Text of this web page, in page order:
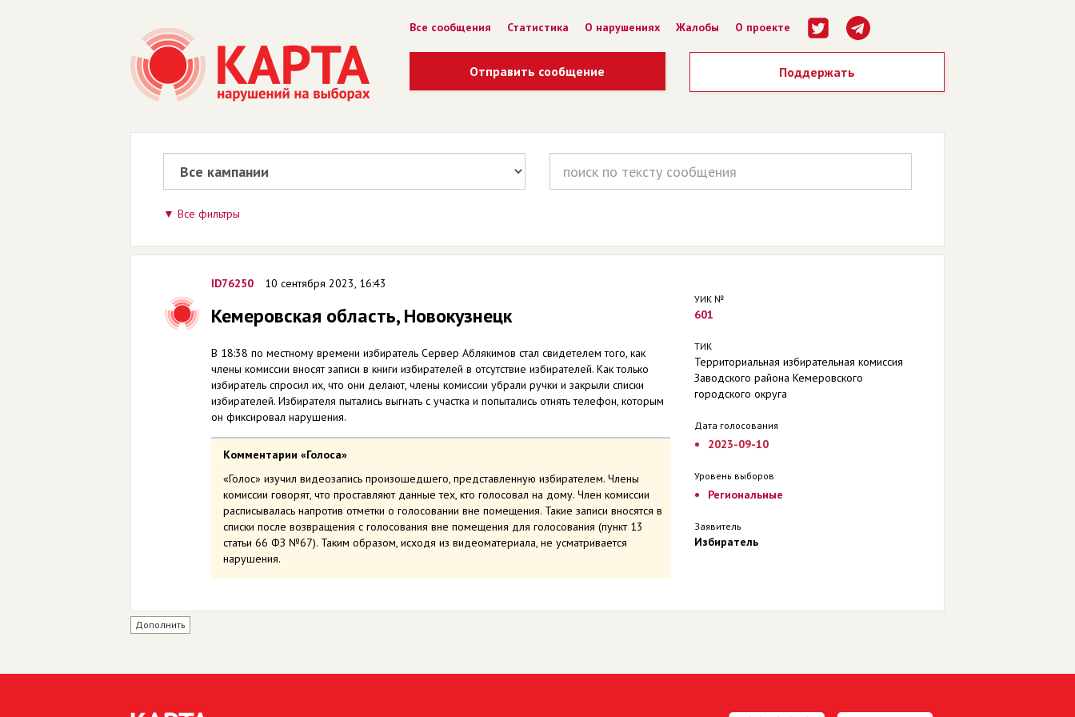
Все сообщения Статистика О нарушениях Жалобы О проекте
Отправить сообщение Поддержать
Все фильтры
ID76250 10 сентября 2023, 16:43
Кемеровская область, Новокузнецк
В 18:38 по местному времени избиратель Сервер Аблякимов стал свидетелем того, как
члены комиссии вносят записи в книги избирателей в отсутствие избирателей. Как только
избиратель спросил их, что они делают, члены комиссии убрали ручки и закрыли списки
избирателей. Избирателя пытались выгнать с участка и попытались отнять телефон, которым
он фиксировал нарушения.
Комментарии «Голоса»
«Голос» изучил видеозапись произошедшего, представленную избирателем. Члены
комиссии говорят, что проставляют данные тех, кто голосовал на дому. Член комиссии
расписывалась напротив отметки о голосовании вне помещения. Такие записи вносятся в
списки после возвращения с голосования вне помещения для голосования (пункт 13
статьи 66 ФЗ №67). Таким образом, исходя из видеоматериала, не усматривается
нарушения.
УИК №
601
ТИК
Территориальная избирательная комиссия
Заводского района Кемеровского
городского округа
Дата голосования
2023-09-10
Уровень выборов
Региональные
Заявитель
Избиратель
Дополнить